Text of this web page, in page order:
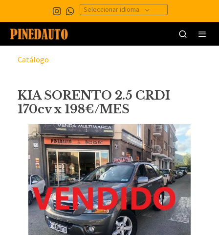
Seleccionar idioma
Catálogo
KIA SORENTO 2.5 CRDI
170cv x 198€/MES